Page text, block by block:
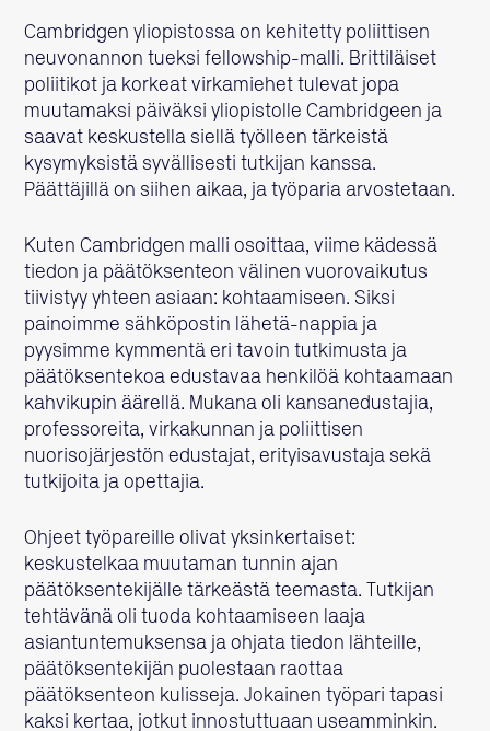
Cambridgen yliopistossa on kehitetty poliittisen
neuvonannon tueksi fellowship-malli. Brittiläiset
poliitikot ja korkeat virkamiehet tulevat jopa
muutamaksi päiväksi yliopistolle Cambridgeen ja
saavat keskustella siellä työlleen tärkeistä
kysymyksistä syvällisesti tutkijan kanssa.
Päättäjillä on siihen aikaa, ja työparia arvostetaan.
Kuten Cambridgen malli osoittaa, viime kädessä
tiedon ja päätöksenteon välinen vuorovaikutus
tiivistyy yhteen asiaan: kohtaamiseen. Siksi
painoimme sähköpostin lähetä-nappia ja
pyysimme kymmentä eri tavoin tutkimusta ja
päätöksentekoa edustavaa henkilöä kohtaamaan
kahvikupin äärellä. Mukana oli kansanedustajia,
professoreita, virkakunnan ja poliittisen
nuorisojärjestön edustajat, erityisavustaja sekä
tutkijoita ja opettajia.
Ohjeet työpareille olivat yksinkertaiset:
keskustelkaa muutaman tunnin ajan
päätöksentekijälle tärkeästä teemasta. Tutkijan
tehtävänä oli tuoda kohtaamiseen laaja
asiantuntemuksensa ja ohjata tiedon lähteille,
päätöksentekijän puolestaan raottaa
päätöksenteon kulisseja. Jokainen työpari tapasi
kaksi kertaa, jotkut innostuttuaan useamminkin.